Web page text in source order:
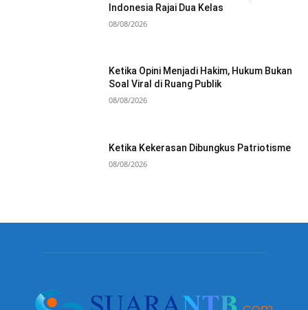
Indonesia Rajai Dua Kelas
08/08/2026
Ketika Opini Menjadi Hakim, Hukum Bukan
Soal Viral di Ruang Publik
08/08/2026
Ketika Kekerasan Dibungkus Patriotisme
08/08/2026